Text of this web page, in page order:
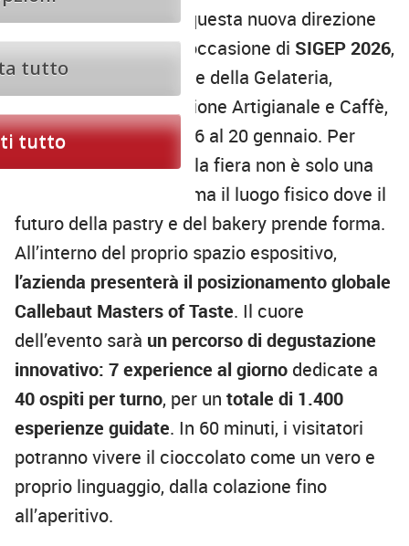
Il debutto ufficiale di questa nuova direzione
avverrà a gennaio, in occasione di SIGEP 2026,
il Salone Internazionale della Gelateria,
Pasticceria, Panificazione Artigianale e Caffè,
previsto a Rimini dal 16 al 20 gennaio. Per
Barry Callebaut Italia, la fiera non è solo una
vetrina commerciale, ma il luogo fisico dove il
futuro della pastry e del bakery prende forma.
All’interno del proprio spazio espositivo,
l’azienda presenterà il posizionamento globale
Callebaut Masters of Taste. Il cuore
dell’evento sarà un percorso di degustazione
innovativo: 7 experience al giorno dedicate a
40 ospiti per turno, per un totale di 1.400
esperienze guidate. In 60 minuti, i visitatori
potranno vivere il cioccolato come un vero e
proprio linguaggio, dalla colazione fino
all’aperitivo.
tutto
tutto